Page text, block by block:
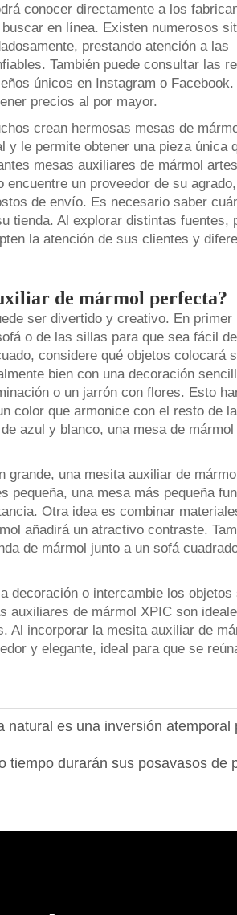
conocer directamente a los
en línea. Existen numerosos
prestando atención a las
También puede consultar las
únicos en Instagram o Facebook.
precios al por mayor.
crean hermosas mesas de
y le permite obtener una pieza única
mesas auxiliares de mármol
un proveedor de su agrado,
de envío. Es necesario saber
tienda. Al explorar distintas fuentes,
la atención de sus clientes y
de mármol perfecta?
ser divertido y creativo. En primer
o de las sillas para que sea fácil de
considere qué objetos colocará
bien con una decoración
o un jarrón con flores. Esto
color que armonice con el resto de la
azul y blanco, una mesa de mármol
grande, una mesita auxiliar de
pequeña, una mesa más pequeña
Otra idea es combinar
añadirá un atractivo contraste.
de mármol junto a un sofá
decoración o intercambie los objetos
auxiliares de mármol XPIC son
Al incorporar la mesita auxiliar de
y elegante, ideal para que se
es una inversión atemporal para
durarán sus posavasos de